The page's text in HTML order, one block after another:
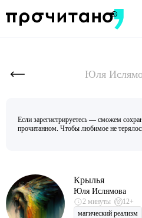
Юля
Если зарегистрируетесь — сможем
прочитанном. Чтобы любимое не
Крылья
Юля Ислямова
2 минуты
12+
магический реализм